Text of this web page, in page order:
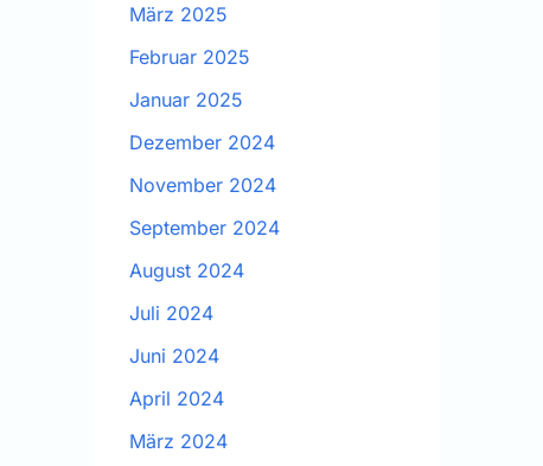
März 2025
Februar 2025
Januar 2025
Dezember 2024
November 2024
September 2024
August 2024
Juli 2024
Juni 2024
April 2024
März 2024